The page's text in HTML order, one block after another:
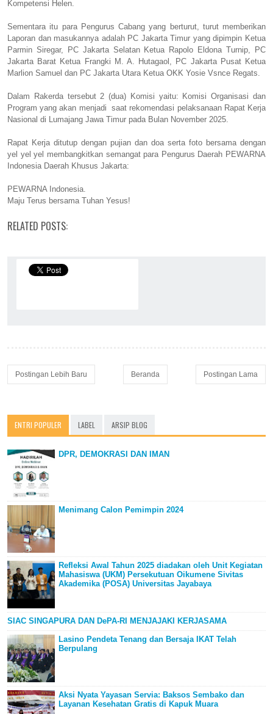
Kompetensi Helen.
Sementara itu para Pengurus Cabang yang berturut, turut memberikan
Laporan dan masukannya adalah PC Jakarta Timur yang dipimpin Ketua
Parmin Siregar, PC Jakarta Selatan Ketua Rapolo Eldona Turnip, PC
Jakarta Barat Ketua Frangki M. A. Hutagaol, PC Jakarta Pusat Ketua
Marlion Samuel dan PC Jakarta Utara Ketua OKK Yosie Vsnce Regats.
Dalam Rakerda tersebut 2 (dua) Komisi yaitu: Komisi Organisasi dan
Program yang akan menjadi saat rekomendasi pelaksanaan Rapat Kerja
Nasional di Lumajang Jawa Timur pada Bulan November 2025.
Rapat Kerja ditutup dengan pujian dan doa serta foto bersama dengan
yel yel yel membangkitkan semangat para Pengurus Daerah PEWARNA
Indonesia Daerah Khusus Jakarta:
PEWARNA Indonesia.
Maju Terus bersama Tuhan Yesus!
RELATED POSTS:
Postingan Lebih Baru Postingan Lama
Beranda
ENTRI POPULER LABEL ARSIP BLOG
DPR, DEMOKRASI DAN IMAN
Menimang Calon Pemimpin 2024
Refleksi Awal Tahun 2025 diadakan oleh Unit Kegiatan
Mahasiswa (UKM) Persekutuan Oikumene Sivitas
Akademika (POSA) Universitas Jayabaya
SIAC SINGAPURA DAN DePA-RI MENJAJAKI KERJASAMA
Lasino Pendeta Tenang dan Bersaja IKAT Telah
Berpulang
Aksi Nyata Yayasan Servia: Baksos Sembako dan
Layanan Kesehatan Gratis di Kapuk Muara